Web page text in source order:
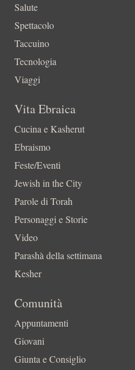
Salute
Spettacolo
Taccuino
Tecnologia
Viaggi
Vita Ebraica
Cucina e Kasherut
Ebraismo
Feste/Eventi
Jewish in the City
Parole di Torah
Personaggi e Storie
Video
Parashà della settimana
Kesher
Comunità
Appuntamenti
Giovani
Giunta e Consiglio